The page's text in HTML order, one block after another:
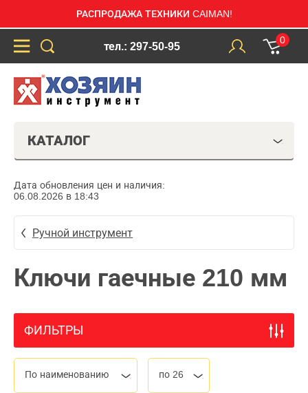
РАСПРОДАЖА ТЕХНИКИ CAIMAN!
тел.: 297-50-95
0
КАТАЛОГ
Дата обновления цен и наличия:
06.08.2026 в 18:43
Ручной инструмент
Ключи гаечные 210 мм
ФИЛЬТРЫ
По наименованию по 26